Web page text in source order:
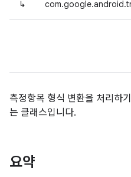
↳
측정항목 형식 변환을 처리하
는 클래스입니다.
요약